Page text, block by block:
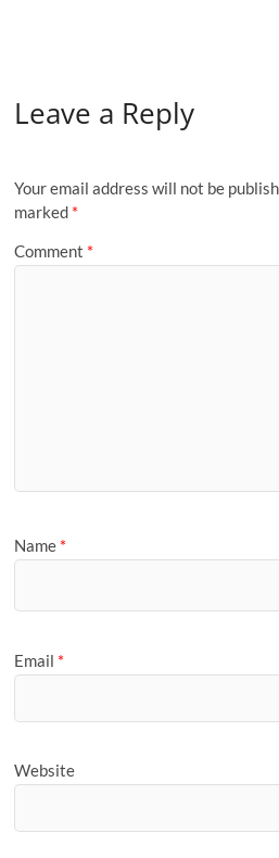
Leave a Reply
Your email address will not be
marked *
Comment *
Name *
Email *
Website